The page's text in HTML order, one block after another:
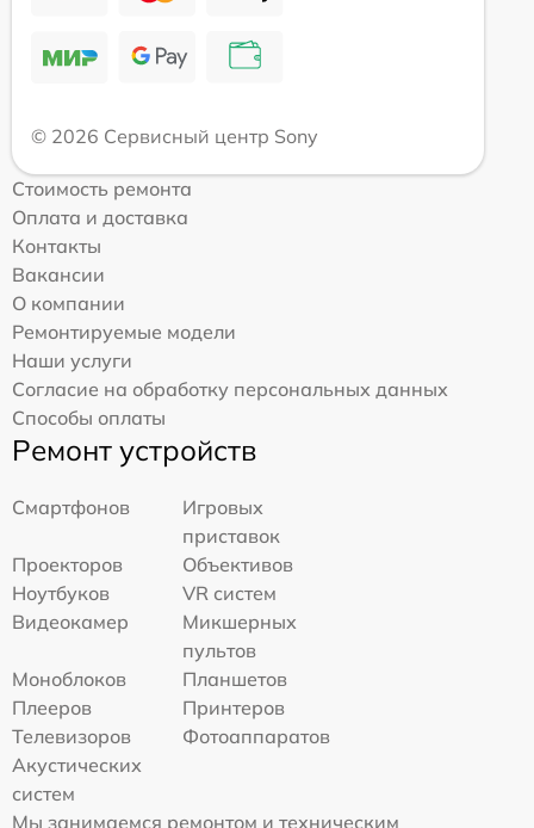
© 2026 Сервисный центр Sony
Стоимость ремонта
Оплата и доставка
Контакты
Вакансии
О компании
Ремонтируемые модели
Наши услуги
Согласие на обработку персональных данных
Способы оплаты
Ремонт устройств
Смартфонов
Игровых
приставок
Проекторов
Объективов
Ноутбуков
VR систем
Видеокамер
Микшерных
пультов
Моноблоков
Планшетов
Плееров
Принтеров
Телевизоров
Фотоаппаратов
Акустических
систем
Мы занимаемся ремонтом и техническим